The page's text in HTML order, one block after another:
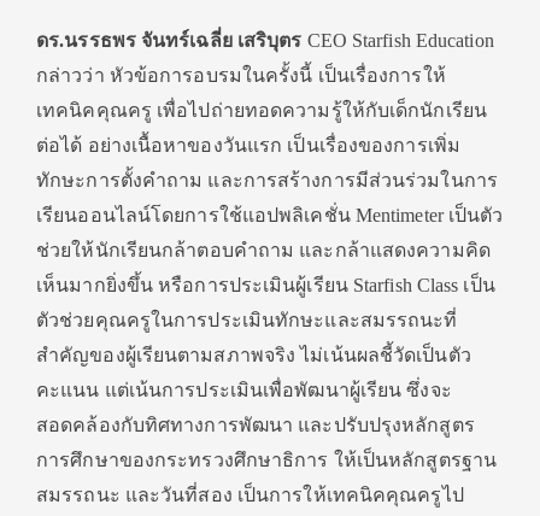
ดร.นรรธพร จันทร์เฉลี่ย เสริบุตร CEO Starfish Education
กล่าวว่า หัวข้อการอบรมในครั้งนี้ เป็นเรื่องการให้
เทคนิคคุณครู เพื่อไปถ่ายทอดความรู้ให้กับเด็กนักเรียน
ต่อได้ อย่างเนื้อหาของวันแรก เป็นเรื่องของการเพิ่ม
ทักษะการตั้งคำถาม และการสร้างการมีส่วนร่วมในการ
เรียนออนไลน์โดยการใช้แอปพลิเคชั่น Mentimeter เป็นตัว
ช่วยให้นักเรียนกล้าตอบคำถาม และกล้าแสดงความคิด
เห็นมากยิ่งขึ้น หรือการประเมินผู้เรียน Starfish Class เป็น
ตัวช่วยคุณครูในการประเมินทักษะและสมรรถนะที่
สำคัญของผู้เรียนตามสภาพจริง ไม่เน้นผลชี้วัดเป็นตัว
คะแนน แต่เน้นการประเมินเพื่อพัฒนาผู้เรียน ซึ่งจะ
สอดคล้องกับทิศทางการพัฒนา และปรับปรุงหลักสูตร
การศึกษาของกระทรวงศึกษาธิการ ให้เป็นหลักสูตรฐาน
สมรรถนะ และวันที่สอง เป็นการให้เทคนิคคุณครูไป